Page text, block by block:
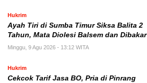
Hukrim
Ayah Tiri di Sumba Timur Siksa Balita 2
Tahun, Mata Diolesi Balsem dan Dibakar
Minggu, 9 Agu 2026 - 13:12 WITA
Hukrim
Cekcok Tarif Jasa BO, Pria di Pinrang